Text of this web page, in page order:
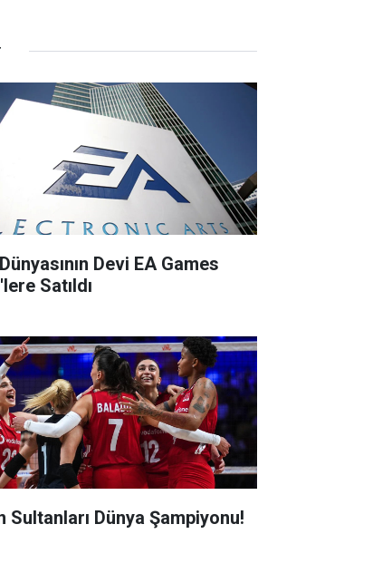
Devi EA Games
Satıldı
Sultanları Dünya Şampiyonu!